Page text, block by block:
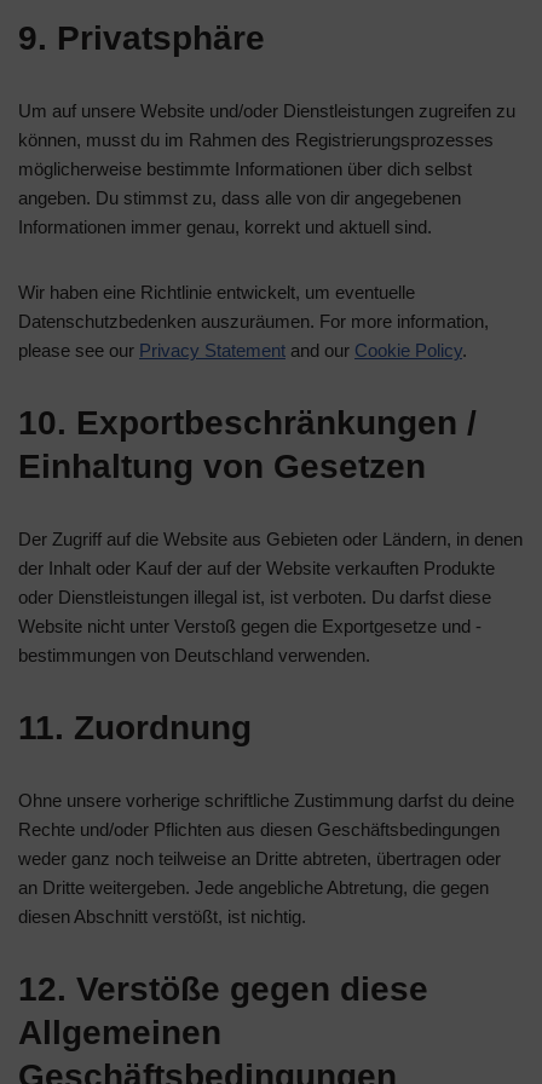
9. Privatsphäre
Um auf unsere Website und/oder Dienstleistungen zugreifen zu
können, musst du im Rahmen des Registrierungsprozesses
möglicherweise bestimmte Informationen über dich selbst
angeben. Du stimmst zu, dass alle von dir angegebenen
Informationen immer genau, korrekt und aktuell sind.
Wir haben eine Richtlinie entwickelt, um eventuelle
Datenschutzbedenken auszuräumen. For more information,
please see our Privacy Statement and our Cookie Policy.
10. Exportbeschränkungen /
Einhaltung von Gesetzen
Der Zugriff auf die Website aus Gebieten oder Ländern, in denen
der Inhalt oder Kauf der auf der Website verkauften Produkte
oder Dienstleistungen illegal ist, ist verboten. Du darfst diese
Website nicht unter Verstoß gegen die Exportgesetze und -
bestimmungen von Deutschland verwenden.
11. Zuordnung
Ohne unsere vorherige schriftliche Zustimmung darfst du deine
Rechte und/oder Pflichten aus diesen Geschäftsbedingungen
weder ganz noch teilweise an Dritte abtreten, übertragen oder
an Dritte weitergeben. Jede angebliche Abtretung, die gegen
diesen Abschnitt verstößt, ist nichtig.
12. Verstöße gegen diese
Allgemeinen
Geschäftsbedingungen